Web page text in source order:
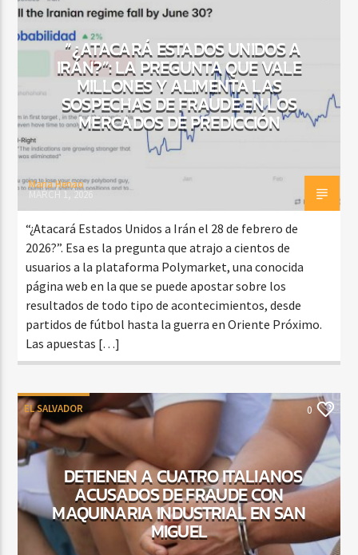
“¿ATACARÁ ESTADOS UNIDOS A
IRÁN?”: LA PREGUNTA QUE VALE
MILLONES Y ALIMENTA LAS
SOSPECHAS DE FRAUDE EN LOS
MERCADOS DE PREDICCIÓN
Maria Henao
MARCH 1, 2026
“¿Atacará Estados Unidos a Irán el 28 de febrero de
2026?”. Esa es la pregunta que atrajo a cientos de
usuarios a la plataforma Polymarket, una conocida
página web en la que se puede apostar sobre los
resultados de todo tipo de acontecimientos, desde
partidos de fútbol hasta la guerra en Oriente Próximo.
Las apuestas […]
EL SALVADOR 0
DETIENEN A CUATRO ITALIANOS
ACUSADOS DE FRAUDE CON
MAQUINARIA INDUSTRIAL EN SAN
MIGUEL